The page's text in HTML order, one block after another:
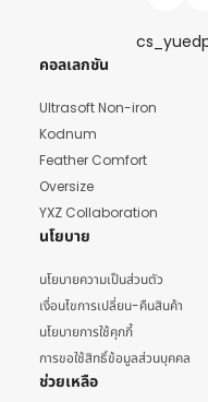
คอลเลกชัน
Ultrasoft Non-iron
Kodnum
Feather Comfort
Oversize
YXZ Collaboration
นโยบาย
นโยบายความเป็นส่วนตัว
เงื่อนไขการเปลี่ยน-คืนสินค้า
นโยบายการใช้คุกกี้
การขอใช้สิทธิ์ข้อมูลส่วนบุคคล
ช่วยเหลือ